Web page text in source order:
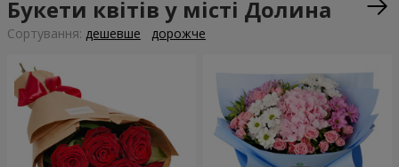
Букети квітів у місті Долина
Сортування: дешевше дорожче